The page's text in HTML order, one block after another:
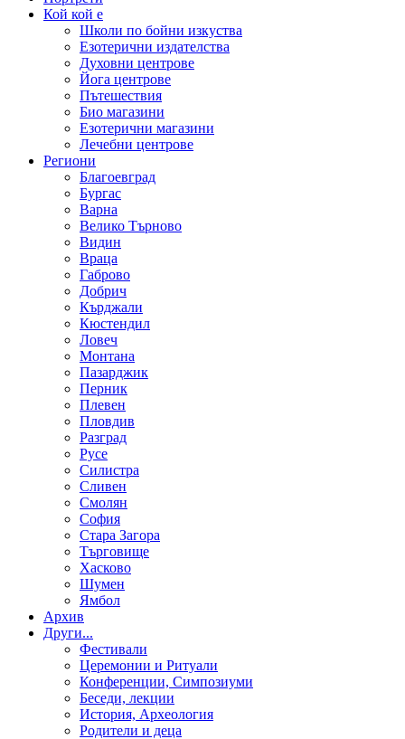
Кой кой е
Школи по бойни изкуства
Езотерични издателства
Духовни центрове
Йога центрове
Пътешествия
Био магазини
Езотерични магазини
Лечебни центрове
Региони
Благоевград
Бургас
Варна
Велико Търново
Видин
Враца
Габрово
Добрич
Кърджали
Кюстендил
Ловеч
Монтана
Пазарджик
Перник
Плевен
Пловдив
Разград
Русе
Силистра
Сливен
Смолян
София
Стара Загора
Търговище
Хасково
Шумен
Ямбол
Aрхив
Други...
Фестивали
Церемонии и Ритуали
Конференции, Симпозиуми
Беседи, лекции
История, Археология
Родители и деца